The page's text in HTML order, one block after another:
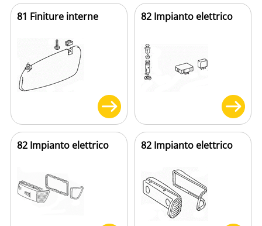
81 Finiture interne 82 Impianto elettrico
82 Impianto elettrico 82 Impianto elettrico